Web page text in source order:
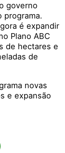
governo
programa.
é expandir
Plano ABC
de hectares e
de
novas
e expansão